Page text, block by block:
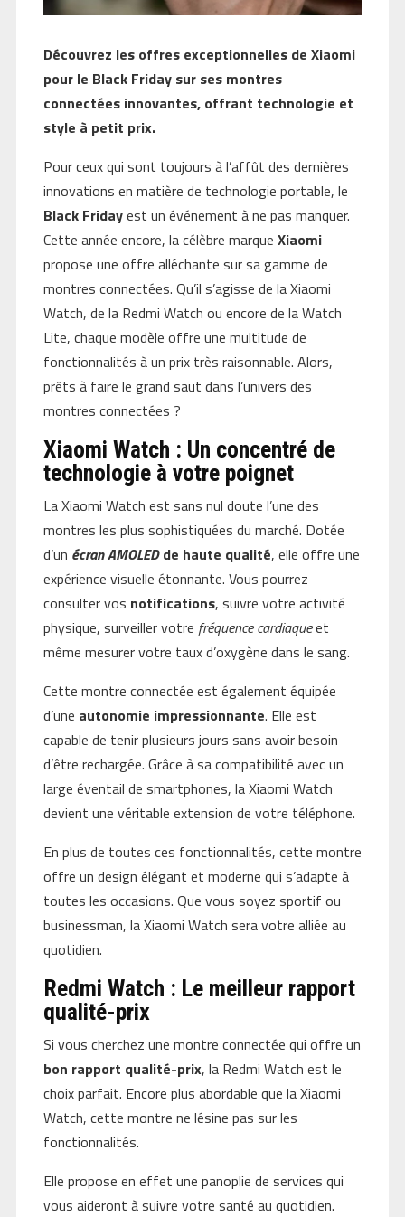
Découvrez les offres exceptionnelles de Xiaomi
pour le Black Friday sur ses montres
connectées innovantes, offrant technologie et
style à petit prix.
Pour ceux qui sont toujours à l’affût des dernières
innovations en matière de technologie portable, le
Black Fridayest un événement à ne pas manquer.
Cette année encore, la célèbre marque Xiaomi
propose une offre alléchante sur sa gamme de
montres connectées. Qu’il s’agisse de la Xiaomi
Watch, de la Redmi Watch ou encore de la Watch
Lite, chaque modèle offre une multitude de
fonctionnalités à un prix très raisonnable. Alors,
prêts à faire le grand saut dans l’univers des
montres connectées ?
Xiaomi Watch : Un concentré de
technologie à votre poignet
La Xiaomi Watch est sans nul doute l’une des
montres les plus sophistiquées du marché. Dotée
d’un écran AMOLEDde haute qualité, elle offre une
expérience visuelle étonnante. Vous pourrez
consulter vos notifications, suivre votre activité
physique, surveiller votre fréquence cardiaqueet
même mesurer votre taux d’oxygène dans le sang.
Cette montre connectée est également équipée
d’une autonomie impressionnante. Elle est
capable de tenir plusieurs jours sans avoir besoin
d’être rechargée. Grâce à sa compatibilité avec un
large éventail de smartphones, la Xiaomi Watch
devient une véritable extension de votre téléphone.
En plus de toutes ces fonctionnalités, cette montre
offre un design élégant et moderne qui s’adapte à
toutes les occasions. Que vous soyez sportif ou
businessman, la Xiaomi Watch sera votre alliée au
quotidien.
Redmi Watch : Le meilleur rapport
qualité-prix
Si vous cherchez une montre connectée qui offre un
bon rapport qualité-prix, la Redmi Watch est le
choix parfait. Encore plus abordable que la Xiaomi
Watch, cette montre ne lésine pas sur les
fonctionnalités.
Elle propose en effet une panoplie de services qui
vous aideront à suivre votre santé au quotidien.